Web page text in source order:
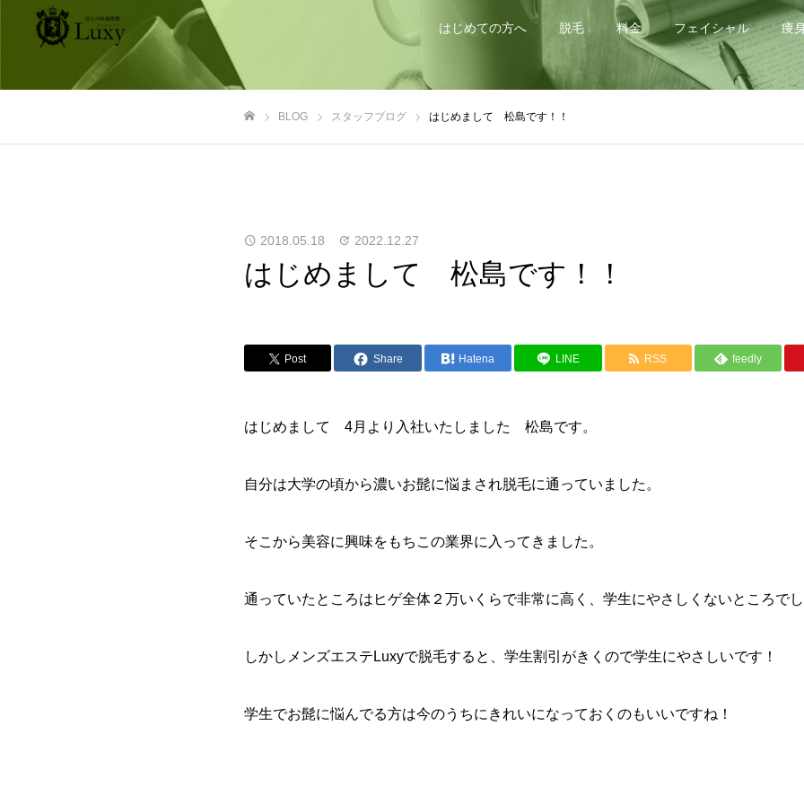
はじめての方へ 脱毛 料金 フェイシャル 痩
BLOG スタッフブログ はじめまして 松島です！！
2018.05.18 2022.12.27
はじめまして 松島です！！
Post Share Hatena LINE RSS feedly
はじめまして 4月より入社いたしました 松島です。
自分は大学の頃から濃いお髭に悩まされ脱毛に通っていました。
そこから美容に興味をもちこの業界に入ってきました。
通っていたところはヒゲ全体２万いくらで非常に高く、学生にやさしくないところで
しかしメンズエステLuxyで脱毛すると、学生割引がきくので学生にやさしいです！
学生でお髭に悩んでる方は今のうちにきれいになっておくのもいいですね！